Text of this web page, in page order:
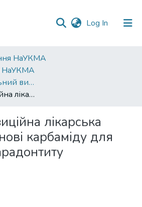
Log In (current)
НаУКМА
НаУКМА
019 (2): Спеціальний випуск
Нова композиційна лікарська форма на основі карбаміду для лікування парадонтиту
лікарська
карбаміду для